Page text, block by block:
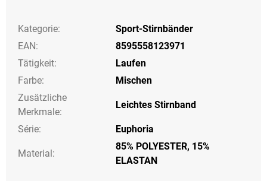
Kategorie:
Sport-Stirnbänder
EAN:
8595558123971
Tätigkeit:
Laufen
Farbe:
Mischen
Zusätzliche
Merkmale:
Leichtes Stirnband
Série: Euphoria
Material:
85% POLYESTER, 15%
ELASTAN